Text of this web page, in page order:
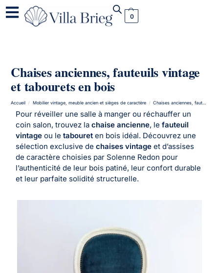
0
Chaises anciennes, fauteuils vintage
et tabourets en bois
Accueil / Mobilier vintage, meuble ancien et sièges de caractère / Chaises anciennes, fauteuils vintage et tabourets en bois
Pour réveiller une salle à manger ou réchauffer un
coin salon, trouvez lachaise ancienne, lefauteuil
vintage ou letabouret en bois idéal. Découvrez une
sélection exclusive dechaises vintage et d’assises
de caractère choisies par Solenne Redon pour
l’authenticité de leur bois patiné, leur confort durable
et leur parfaite solidité structurelle.